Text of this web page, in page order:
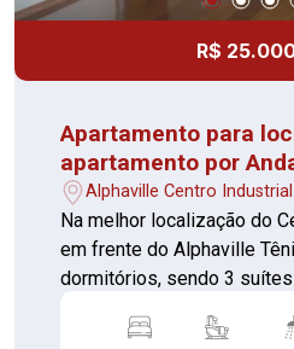
R$
Apartamento para
apartamento por
andares - 04 Quartos
Alphaville Centro
Empresarial/Alphaville. -
Na melhor localização do
em frente do Alphaville
dormitórios, sendo 3
Dependências completas